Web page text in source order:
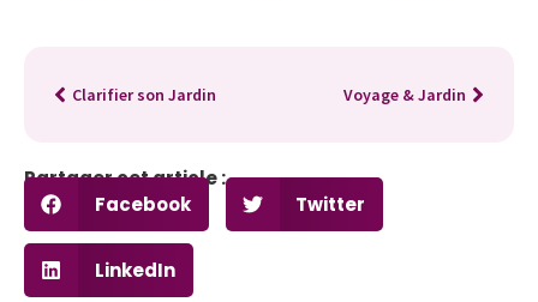
Clarifier son Jardin Voyage & Jardin
Partager cet article :
Facebook
Twitter
LinkedIn